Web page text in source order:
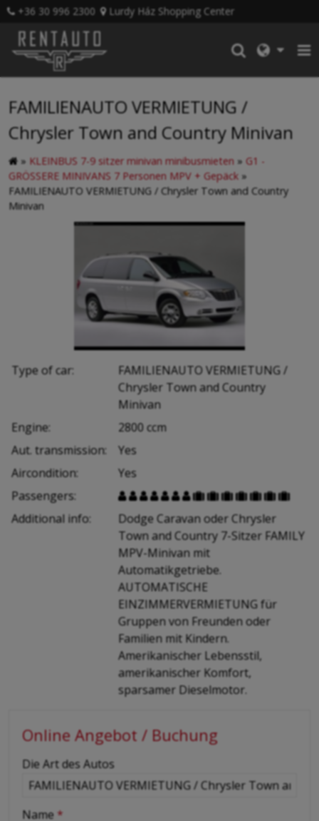
+36 30 996 2300 Lurdy Ház Shopping Center
FAMILIENAUTO VERMIETUNG /
Chrysler Town and Country Minivan
» KLEINBUS 7-9 sitzer minivan minibusmieten » G1 -
GRÖSSERE MINIVANS 7 Personen MPV + Gepäck »
FAMILIENAUTO VERMIETUNG / Chrysler Town and Country
Minivan
Type of car:
FAMILIENAUTO VERMIETUNG /
Chrysler Town and Country
Minivan
Engine:
2800 ccm
Aut. transmission:
Yes
Aircondition:
Yes
Passengers:
             
Additional info:
Dodge Caravan oder Chrysler
Town and Country 7-Sitzer FAMILY
MPV-Minivan mit
Automatikgetriebe.
AUTOMATISCHE
EINZIMMERVERMIETUNG für
Gruppen von Freunden oder
Familien mit Kindern.
Amerikanischer Lebensstil,
amerikanischer Komfort,
sparsamer Dieselmotor.
Online Angebot / Buchung
-
-
Die Art des Autos
Name *